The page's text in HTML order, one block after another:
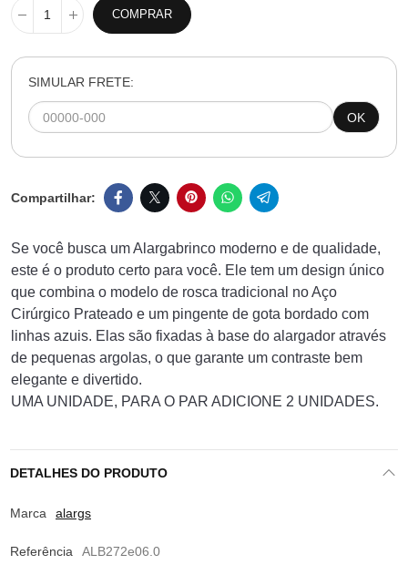
COMPRAR
SIMULAR FRETE:
OK
Se você busca um Alargabrinco moderno e de qualidade,
este é o produto certo para você. Ele tem um design único
que combina o modelo de rosca tradicional no Aço
Cirúrgico Prateado e um pingente de gota bordado com
linhas azuis. Elas são fixadas à base do alargador através
de pequenas argolas, o que garante um contraste bem
elegante e divertido.
UMA UNIDADE, PARA O PAR ADICIONE 2 UNIDADES.
DETALHES DO PRODUTO
Marca alargs
Referência ALB272e06.0